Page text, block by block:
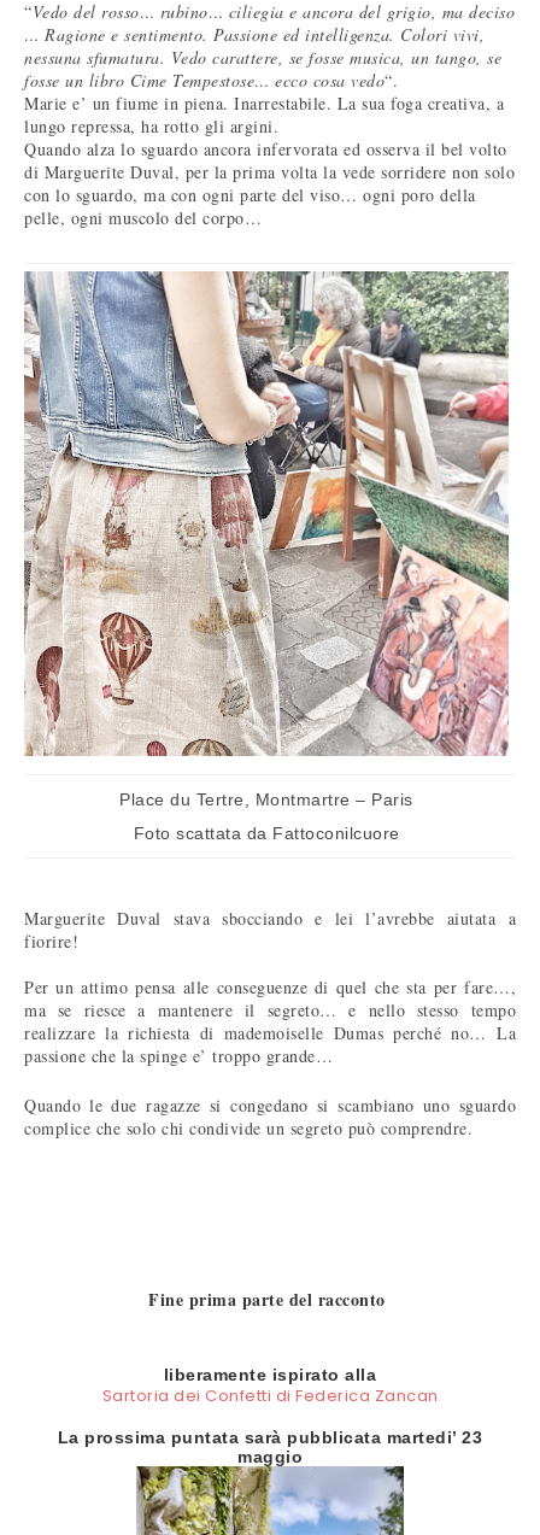
“Vedo del rosso… rubino… ciliegia e ancora del grigio, ma deciso
… Ragione e sentimento. Passione ed intelligenza. Colori vivi,
nessuna sfumatura. Vedo carattere, se fosse musica, un tango, se
fosse un libro Cime Tempestose… ecco cosa vedo“.
Marie e’ un fiume in piena. Inarrestabile. La sua foga creativa, a
lungo repressa, ha rotto gli argini.
Quando alza lo sguardo ancora infervorata ed osserva il bel volto
di Marguerite Duval, per la prima volta la vede sorridere non solo
con lo sguardo, ma con ogni parte del viso… ogni poro della
pelle, ogni muscolo del corpo…
Place du Tertre, Montmartre – Paris
Foto scattata da Fattoconilcuore
Marguerite Duval stava sbocciando e lei l’avrebbe aiutata a
fiorire!
Per un attimo pensa alle conseguenze di quel che sta per fare…,
ma se riesce a mantenere il segreto… e nello stesso tempo
realizzare la richiesta di mademoiselle Dumas perché no… La
passione che la spinge e’ troppo grande…
Quando le due ragazze si congedano si scambiano uno sguardo
complice che solo chi condivide un segreto può comprendre.
Fine prima parte del racconto
liberamente ispirato alla
Sartoria dei Confetti di Federica Zancan
La prossima puntata sarà pubblicata martedi’ 23
maggio